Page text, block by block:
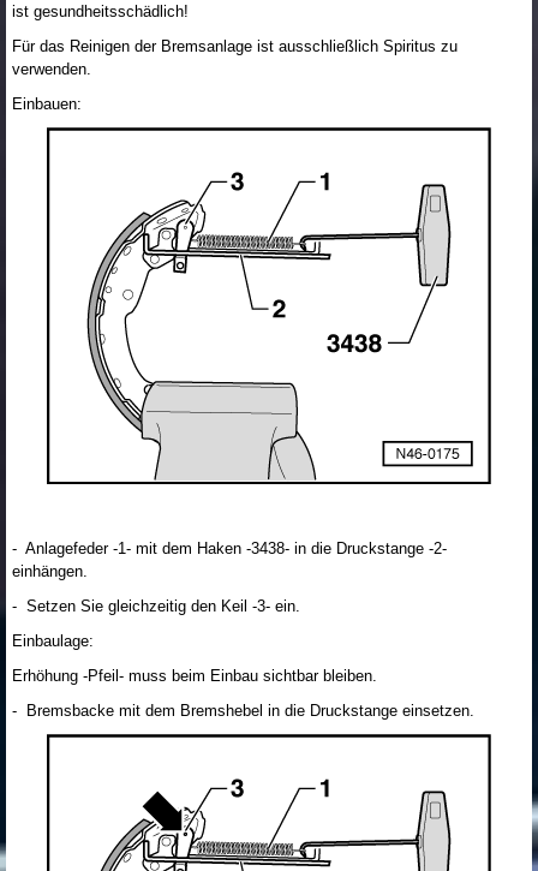
ist gesundheitsschädlich!
Für das Reinigen der Bremsanlage ist ausschließlich Spiritus zu
verwenden.
Einbauen:
- Anlagefeder -1- mit dem Haken -3438- in die Druckstange -2-
einhängen.
- Setzen Sie gleichzeitig den Keil -3- ein.
Einbaulage:
Erhöhung -Pfeil- muss beim Einbau sichtbar bleiben.
- Bremsbacke mit dem Bremshebel in die Druckstange einsetzen.